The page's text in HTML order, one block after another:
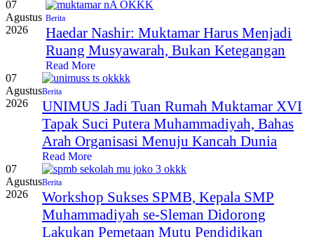
07
Agustus
2026
Berita
Haedar Nashir: Muktamar Harus Menjadi
Ruang Musyawarah, Bukan Ketegangan
Read More
07
Agustus
2026
Berita
UNIMUS Jadi Tuan Rumah Muktamar XVI
Tapak Suci Putera Muhammadiyah, Bahas
Arah Organisasi Menuju Kancah Dunia
Read More
07
Agustus
2026
Berita
Workshop Sukses SPMB, Kepala SMP
Muhammadiyah se-Sleman Didorong
Lakukan Pemetaan Mutu Pendidikan